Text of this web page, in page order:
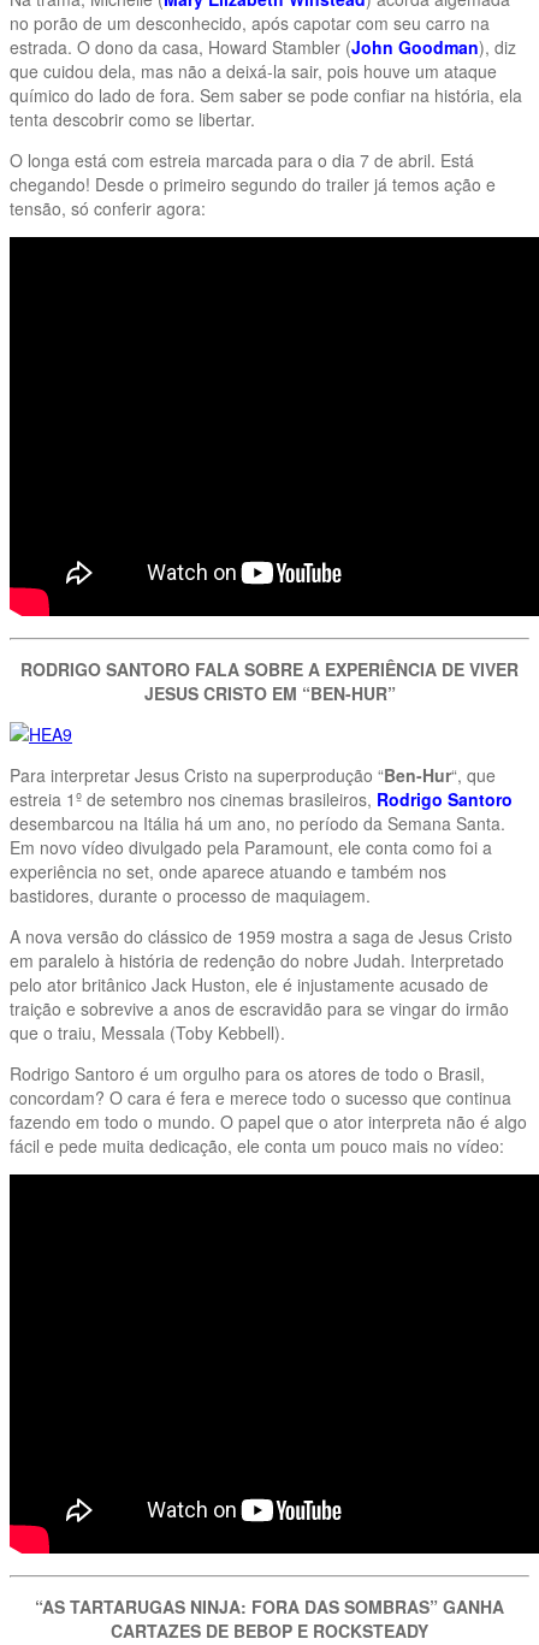
no porão de um desconhecido, após capotar com seu carro na
estrada. O dono da casa, Howard Stambler (John Goodman), diz
que cuidou dela, mas não a deixá-la sair, pois houve um ataque
químico do lado de fora. Sem saber se pode confiar na história, ela
tenta descobrir como se libertar.
O longa está com estreia marcada para o dia 7 de abril. Está
chegando! Desde o primeiro segundo do trailer já temos ação e
tensão, só conferir agora:
RODRIGO SANTORO FALA SOBRE A EXPERIÊNCIA DE VIVER
JESUS CRISTO EM “BEN-HUR”
Para interpretar Jesus Cristo na superprodução “Ben-Hur“, que
estreia 1º de setembro nos cinemas brasileiros, Rodrigo Santoro
desembarcou na Itália há um ano, no período da Semana Santa.
Em novo vídeo divulgado pela Paramount, ele conta como foi a
experiência no set, onde aparece atuando e também nos
bastidores, durante o processo de maquiagem.
A nova versão do clássico de 1959 mostra a saga de Jesus Cristo
em paralelo à história de redenção do nobre Judah. Interpretado
pelo ator britânico Jack Huston, ele é injustamente acusado de
traição e sobrevive a anos de escravidão para se vingar do irmão
que o traiu, Messala (Toby Kebbell).
Rodrigo Santoro é um orgulho para os atores de todo o Brasil,
concordam? O cara é fera e merece todo o sucesso que continua
fazendo em todo o mundo. O papel que o ator interpreta não é algo
fácil e pede muita dedicação, ele conta um pouco mais no vídeo:
“AS TARTARUGAS NINJA: FORA DAS SOMBRAS” GANHA
CARTAZES DE BEBOP E ROCKSTEADY